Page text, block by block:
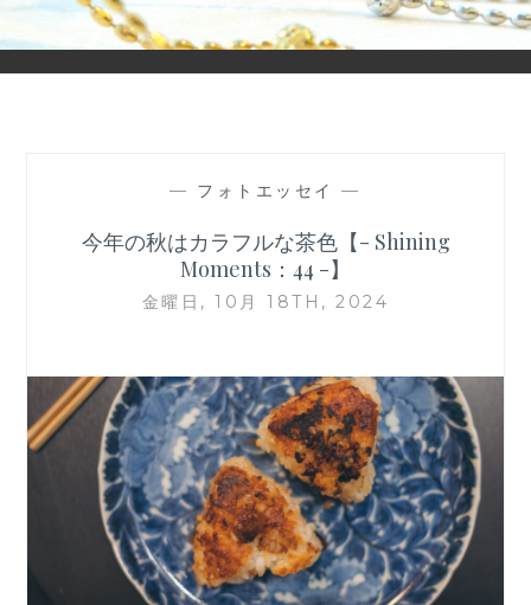
「ヒカリモノガタリ」は、ジュエリー・アクセサリーを愛し、コ
ーディネイトを楽しむ大人世代のためのWEBメディアです。 お
役立ち情報やコラムで大人のおしゃれを応援します。
— フォトエッセイ —
今年の秋はカラフルな茶色【- Shining
Moments：44 -】
金曜日, 10月 18TH, 2024